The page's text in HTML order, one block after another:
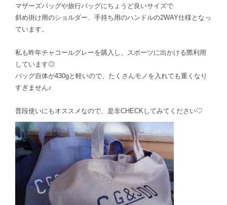
マザーズバッグや旅行バッグにちょうど良いサイズで
斜め掛け用のショルダー、手持ち用のハンドルの2WAY仕様となっ
ています。
私も昨年チャコールグレーを購入し、スポーツに出かける際利用
しています◎
バッグ自体が430gと軽いので、たくさんモノを入れても重くなり
すぎません♪
普段使いにもオススメなので、是非CHECKしてみてください♡